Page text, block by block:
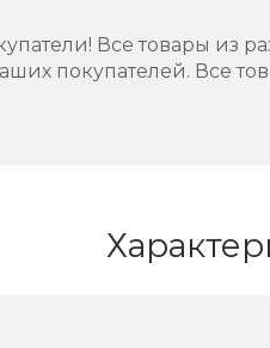
Все товары из
покупателей. Все